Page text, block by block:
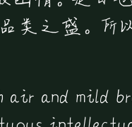
类之盛。所
and mild